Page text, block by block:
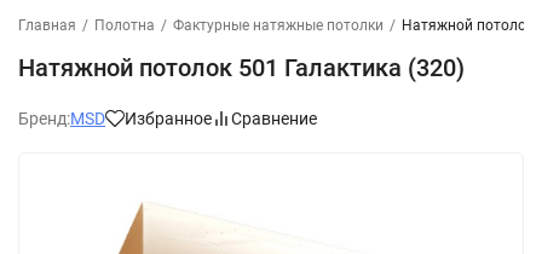
Главная / Полотна / Фактурные натяжные потолки / Натяжной потолок
Натяжной потолок 501 Галактика (320)
Бренд:MSD Избранное Сравнение